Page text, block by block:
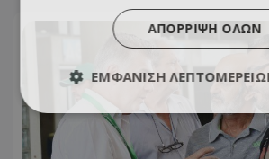
ΑΠΌΡΡΙΨΗ ΌΛΩΝ
ΕΜΦΆΝΙΣΗ